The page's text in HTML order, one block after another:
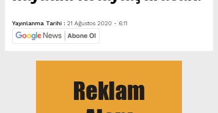
Yayınlanma Tarihi : 21 Ağustos 2020 - 6:11